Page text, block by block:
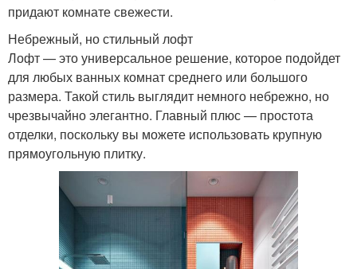
придают комнате свежести.
Небрежный, но стильный лофт
Лофт — это универсальное решение, которое подойдет
для любых ванных комнат среднего или большого
размера. Такой стиль выглядит немного небрежно, но
чрезвычайно элегантно. Главный плюс — простота
отделки, поскольку вы можете использовать крупную
прямоугольную плитку.